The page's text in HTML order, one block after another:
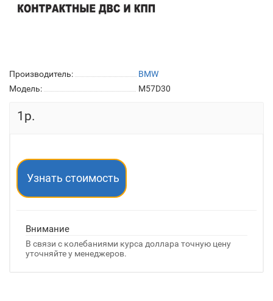
Производитель:
BMW
Модель:
M57D30
1р.
Узнать стоимость
Внимание
В связи с колебаниями курса доллара точную цену
уточняйте у менеджеров.